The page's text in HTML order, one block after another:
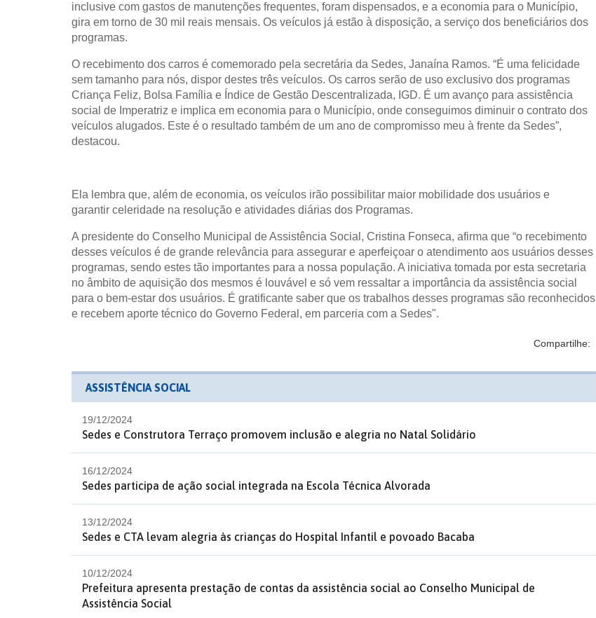
inclusive com gastos de manutenções frequentes, foram dispensados, e a economia para o Município,
gira em torno de 30 mil reais mensais. Os veículos já estão à disposição, a serviço dos beneficiários dos
programas.
O recebimento dos carros é comemorado pela secretária da Sedes, Janaína Ramos. “É uma felicidade
sem tamanho para nós, dispor destes três veículos. Os carros serão de uso exclusivo dos programas
Criança Feliz, Bolsa Família e Índice de Gestão Descentralizada, IGD. É um avanço para assistência
social de Imperatriz e implica em economia para o Município, onde conseguimos diminuir o contrato dos
veículos alugados. Este é o resultado também de um ano de compromisso meu à frente da Sedes”,
destacou.
Ela lembra que, além de economia, os veículos irão possibilitar maior mobilidade dos usuários e
garantir celeridade na resolução e atividades diárias dos Programas.
A presidente do Conselho Municipal de Assistência Social, Cristina Fonseca, afirma que “o recebimento
desses veículos é de grande relevância para assegurar e aperfeiçoar o atendimento aos usuários desses
programas, sendo estes tão importantes para a nossa população. A iniciativa tomada por esta secretaria
no âmbito de aquisição dos mesmos é louvável e só vem ressaltar a importância da assistência social
para o bem-estar dos usuários. É gratificante saber que os trabalhos desses programas são reconhecidos
e recebem aporte técnico do Governo Federal, em parceria com a Sedes".
Compartilhe:
ASSISTÊNCIA SOCIAL
19/12/2024
Sedes e Construtora Terraço promovem inclusão e alegria no Natal Solidário
16/12/2024
Sedes participa de ação social integrada na Escola Técnica Alvorada
13/12/2024
Sedes e CTA levam alegria às crianças do Hospital Infantil e povoado Bacaba
10/12/2024
Prefeitura apresenta prestação de contas da assistência social ao Conselho Municipal de
Assistência Social